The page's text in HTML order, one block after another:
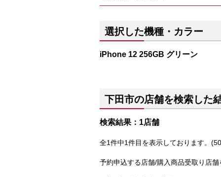
選択した機種・カラー
iPhone 12 256GB グリーン
下田市の店舗を検索した
検索結果：1店舗
全1件中1件目を表示しております。
予約申込する店舗/購入商品受取り店